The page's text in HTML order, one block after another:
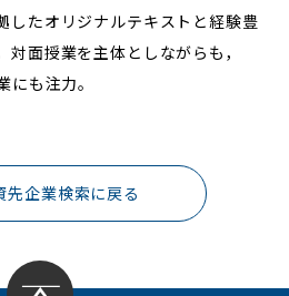
したオリジナルテキストと経験豊
面授業を主体としながらも，
も注力。
先企業検索に戻る